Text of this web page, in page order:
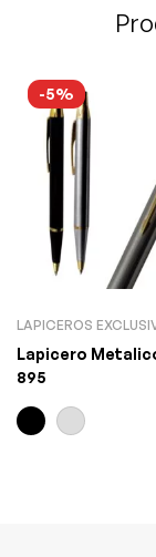
-5%
LAPICEROS
Lapicero
895